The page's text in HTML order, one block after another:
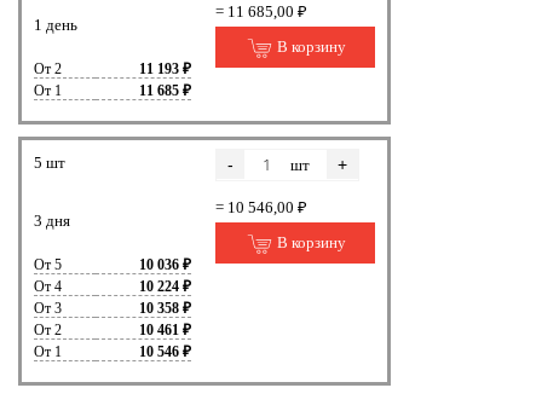
1 день
От 2
11 193 ₽
От 1
11 685 ₽
= 11 685,00 ₽
В корзину
5 шт
3 дня
От 5
10 036 ₽
От 4
10 224 ₽
От 3
10 358 ₽
От 2
10 461 ₽
От 1
10 546 ₽
- шт +
= 10 546,00 ₽
В корзину